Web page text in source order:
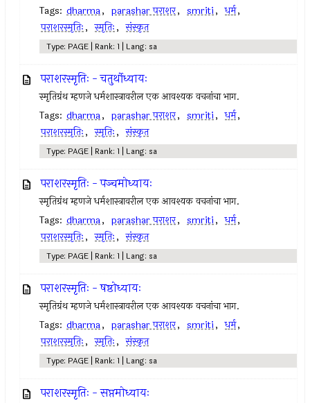
Tags: dharma, parashar पराशर, smriti, धर्म,
पराशरस्मृतिः, स्मृतिः, संस्कृत
Type: PAGE | Rank: 1 | Lang: sa
पराशरस्मृतिः - चतुर्थोध्यायः
स्मृतिग्रंथ म्हणजे धर्मशास्त्रावरील एक आवश्यक वचनांचा भाग.
Tags: dharma, parashar पराशर, smriti, धर्म,
पराशरस्मृतिः, स्मृतिः, संस्कृत
Type: PAGE | Rank: 1 | Lang: sa
पराशरस्मृतिः - पञ्चमोध्यायः
स्मृतिग्रंथ म्हणजे धर्मशास्त्रावरील एक आवश्यक वचनांचा भाग.
Tags: dharma, parashar पराशर, smriti, धर्म,
पराशरस्मृतिः, स्मृतिः, संस्कृत
Type: PAGE | Rank: 1 | Lang: sa
पराशरस्मृतिः - षष्ठोध्यायः
स्मृतिग्रंथ म्हणजे धर्मशास्त्रावरील एक आवश्यक वचनांचा भाग.
Tags: dharma, parashar पराशर, smriti, धर्म,
पराशरस्मृतिः, स्मृतिः, संस्कृत
Type: PAGE | Rank: 1 | Lang: sa
पराशरस्मृतिः - सप्तमोध्यायः